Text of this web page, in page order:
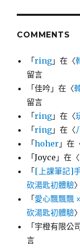
COMMENTS
「ring 」在〈
留言
「佳吟 」在〈
留言
「ring 」在〈
「ring 」在〈
「hoher 」在
「Joyce 」在〈
「[上課筆記]
砍湯匙初體驗
「愛心飄飄飄
砍湯匙初體驗
「宇橙有限公司
言